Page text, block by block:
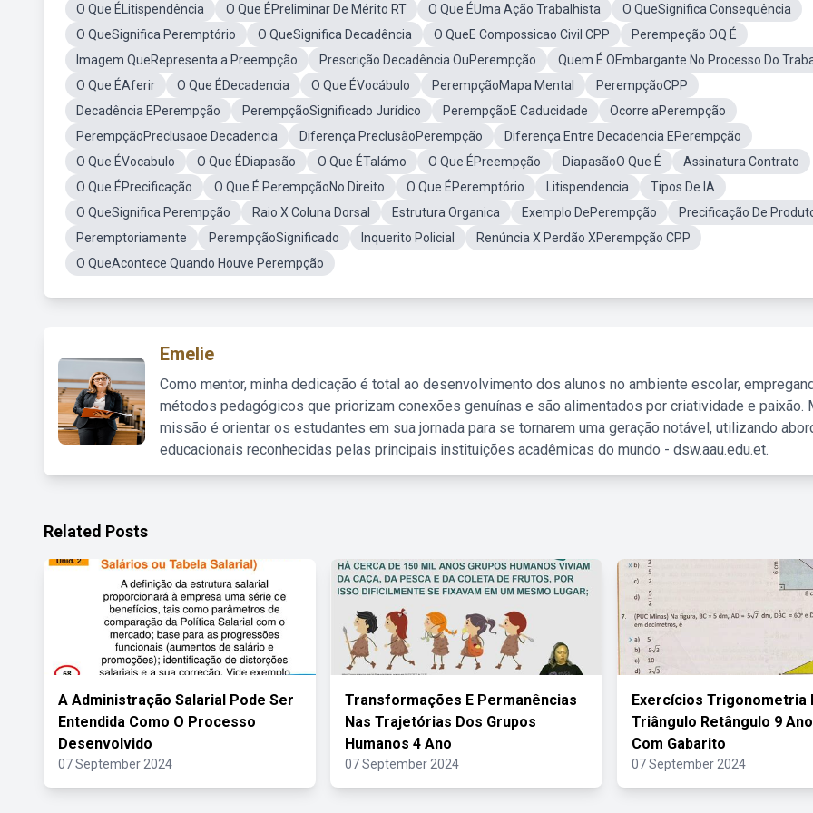
O Que ÉLitispendência
O Que ÉPreliminar De Mérito RT O Que ÉUma Ação Trabalhista
O QueSignifica Consequência
O QueSignifica Peremptório
O QueSignifica Decadência O QueE Compossicao Civil CPP
Perempeção OQ É
Imagem QueRepresenta a Preempção
Prescrição Decadência OuPerempção
Quem É OEmbargante No Processo Do
O Que ÉAferir
O Que ÉDecadencia O Que ÉVocábulo PerempçãoMapa Mental
PerempçãoCPP
Decadência EPerempção
PerempçãoSignificado Jurídico PerempçãoE Caducidade
Ocorre aPerempção
PerempçãoPreclusaoe Decadencia
Diferença PreclusãoPerempção
Diferença Entre Decadencia EPerempção
O Que ÉVocabulo
O Que ÉDiapasão O Que ÉTalámo O Que ÉPreempção DiapasãoO Que É
Assinatura Contrato
O Que ÉPrecificação
O Que É PerempçãoNo Direito O Que ÉPeremptório Litispendencia
Tipos De IA
O QueSignifica Perempção
Raio X Coluna Dorsal Estrutura Organica Exemplo DePerempção
Precificação De
Peremptoriamente
PerempçãoSignificado Inquerito Policial
Renúncia X Perdão XPerempção CPP
O QueAcontece Quando Houve Perempção
Emelie
Como mentor, minha dedicação é total ao desenvolvimento dos alunos no ambiente escolar,
métodos pedagógicos que priorizam conexões genuínas e são alimentados por criatividade e paixão.
missão é orientar os estudantes em sua jornada para se tornarem uma geração notável, utilizando
educacionais reconhecidas pelas principais instituições acadêmicas do mundo - dsw.aau.edu.et.
Related Posts
A Administração Salarial Pode Ser
Entendida Como O Processo
Desenvolvido
07 September 2024
Transformações E Permanências
Nas Trajetórias Dos Grupos
Humanos 4 Ano
07 September 2024
Exercícios Trigonometria
Triângulo Retângulo 9
Com Gabarito
07 September 2024